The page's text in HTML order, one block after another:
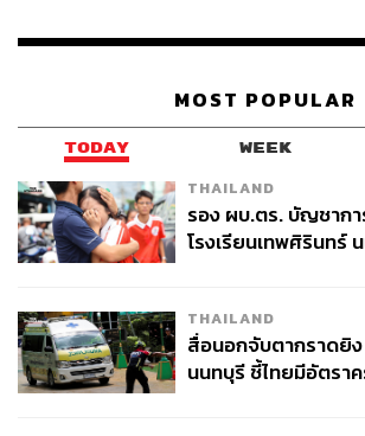
MOST POPULAR
TODAY WEEK
THAILAND
รอง ผบ.ตร. บัญชากา
โรงเรียนเทพศิรินทร์
THAILAND
สื่อนอกจับตากราดยิง
นนทบุรี ชี้ไทยมีอัตรา